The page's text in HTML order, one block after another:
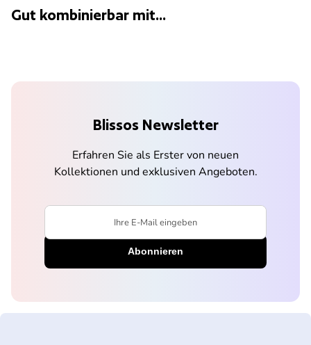
Gut kombinierbar mit...
Blissos Newsletter
Erfahren Sie als Erster von neuen
Kollektionen und exklusiven Angeboten.
Ihre E-Mail eingeben